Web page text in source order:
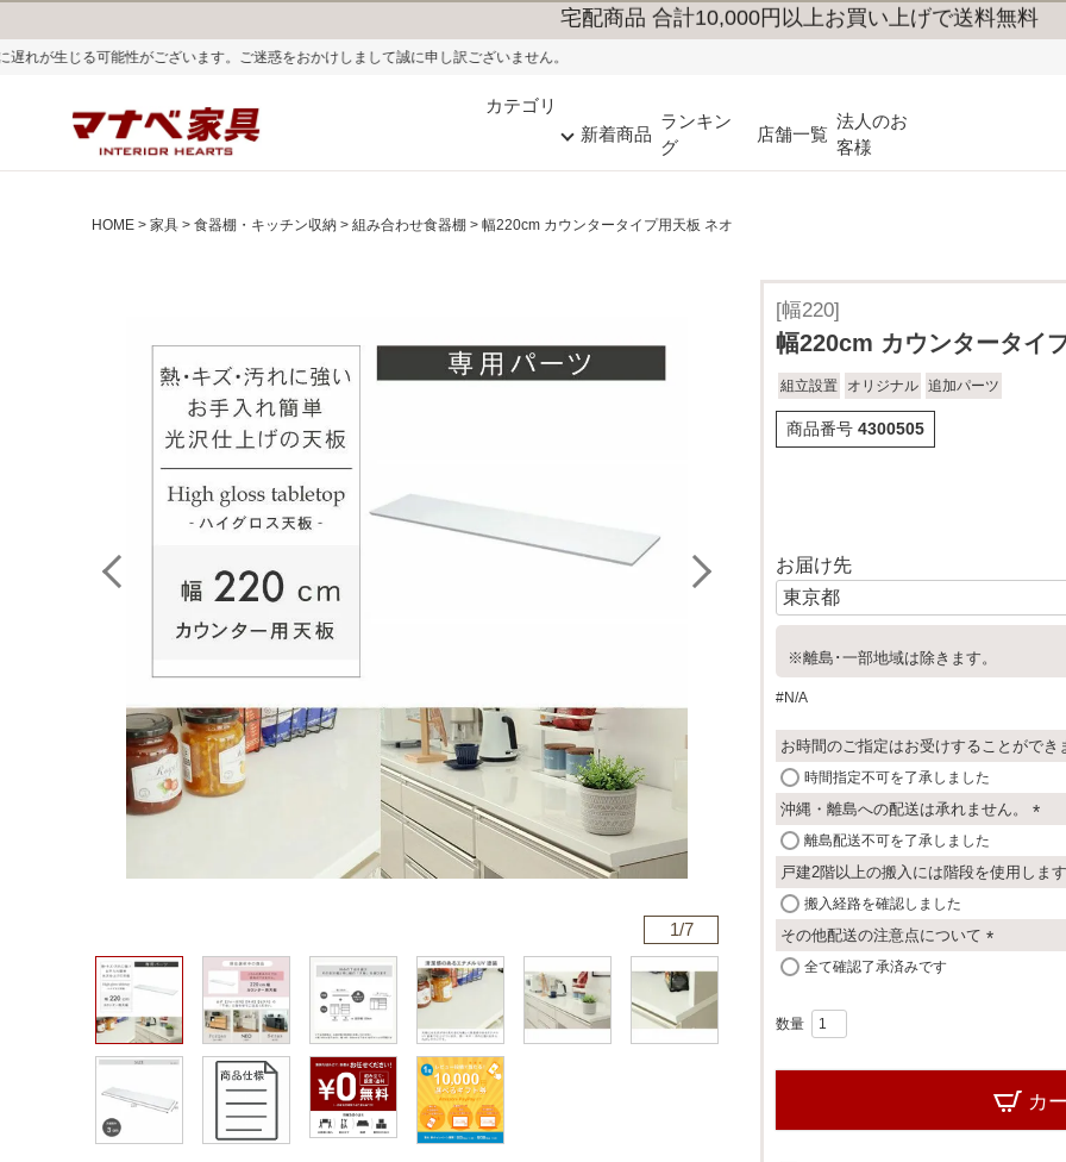
います。ご迷惑をおかけしまして誠に申し訳ございません。
カテゴリ
新着商品
ランキン
グ
店舗一覧
法人のお
客様
HOME 家具 食器棚・キッチン収納 組み合わせ食器棚 幅220cm カウンタータイプ用天板 ネオ
1/7
[幅220]
幅220cm カウンタータイ
組立設置 オリジナル 追加パーツ
商品番号 4300505
お届け先
※離島･一部地域は除きます。
#N/A
お時間のご指定はお受けすることができ
時間指定不可を了承しました
沖縄・離島への配送は承れません。
必
須
離島配送不可を了承しました
戸建2階以上の搬入には階段を使用します
搬入経路を確認しました
その他配送の注意点について
全て確認了承済みです
カ